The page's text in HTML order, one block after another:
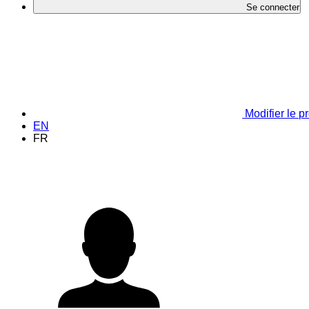
Se connecter
Modifier le
EN
FR